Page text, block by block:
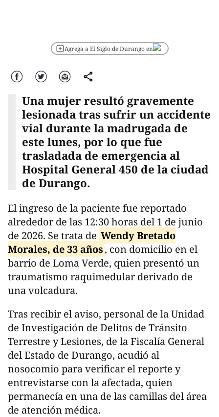
Agrega a El Siglo de Durango en
Facebook Twitter Correo comparte
Una mujer resultó gravemente
lesionada tras sufrir un accidente
vial durante la madrugada de
este lunes, por lo que fue
trasladada de emergencia al
Hospital General 450 de la ciudad
de Durango.
El ingreso de la paciente fue reportado
alrededor de las 12:30 horas del 1 de junio
de 2026. Se trata de Wendy Bretado
Morales, de 33 años, con domicilio en el
barrio de Loma Verde, quien presentó un
traumatismo raquimedular derivado de
una volcadura.
Tras recibir el aviso, personal de la Unidad
de Investigación de Delitos de Tránsito
Terrestre y Lesiones, de la Fiscalía General
del Estado de Durango, acudió al
nosocomio para verificar el reporte y
entrevistarse con la afectada, quien
permanecía en una de las camillas del área
de atención médica.